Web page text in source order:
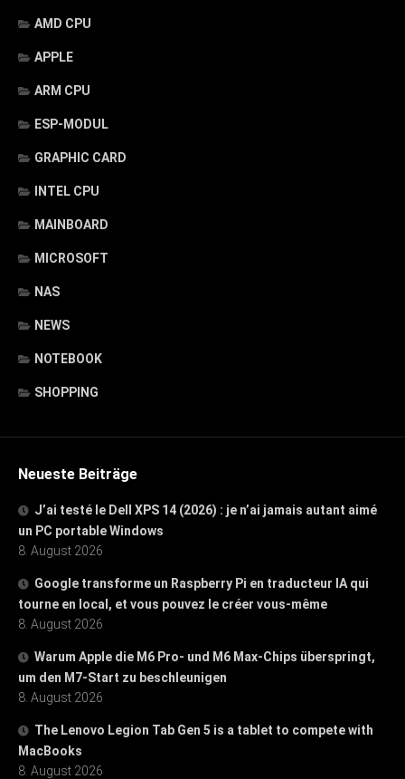
AMD CPU
APPLE
ARM CPU
ESP-MODUL
GRAPHIC CARD
INTEL CPU
MAINBOARD
MICROSOFT
NAS
NEWS
NOTEBOOK
SHOPPING
Neueste Beiträge
J’ai testé le Dell XPS 14 (2026) : je n’ai jamais autant aimé
un PC portable Windows
8. August 2026
Google transforme un Raspberry Pi en traducteur IA qui
tourne en local, et vous pouvez le créer vous-même
8. August 2026
Warum Apple die M6 Pro- und M6 Max-Chips überspringt,
um den M7-Start zu beschleunigen
8. August 2026
The Lenovo Legion Tab Gen 5 is a tablet to compete with
MacBooks
8. August 2026